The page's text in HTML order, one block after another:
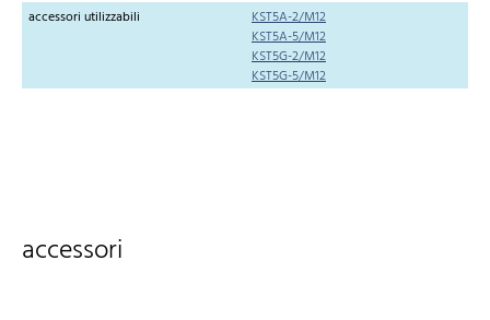
accessori utilizzabili
KST5A-2/M12
KST5A-5/M12
KST5G-2/M12
KST5G-5/M12
accessori